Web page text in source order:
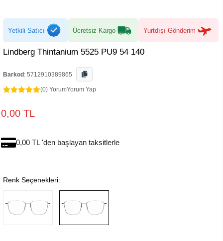
Yetkili Satıcı Ücretsiz Kargo Yurtdışı Gönderim
Lindberg Thintanium 5525 PU9 54 140
Barkod : 5712910389865
(0) YorumYorum Yap
0,00 TL
0,00 TL 'den başlayan taksitlerle
Renk Seçenekleri: